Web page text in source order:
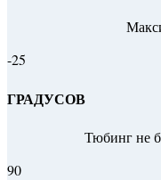
-25
ГРАДУСОВ
Тюбинг не
90